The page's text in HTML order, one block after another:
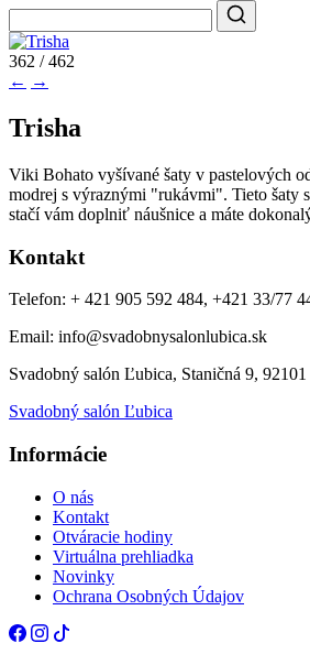
362 / 462
← →
Trisha
Viki Bohato vyšívané šaty v pastelových
modrej s výraznými "rukávmi". Tieto šaty
stačí vám doplniť náušnice a máte
Kontakt
Telefon: + 421 905 592 484, +421 33/77
Email: info@svadobnysalonlubica.sk
Svadobný salón Ľubica, Staničná 9,
Svadobný salón Ľubica
Informácie
O nás
Kontakt
Otváracie hodiny
Virtuálna prehliadka
Novinky
Ochrana Osobných Údajov